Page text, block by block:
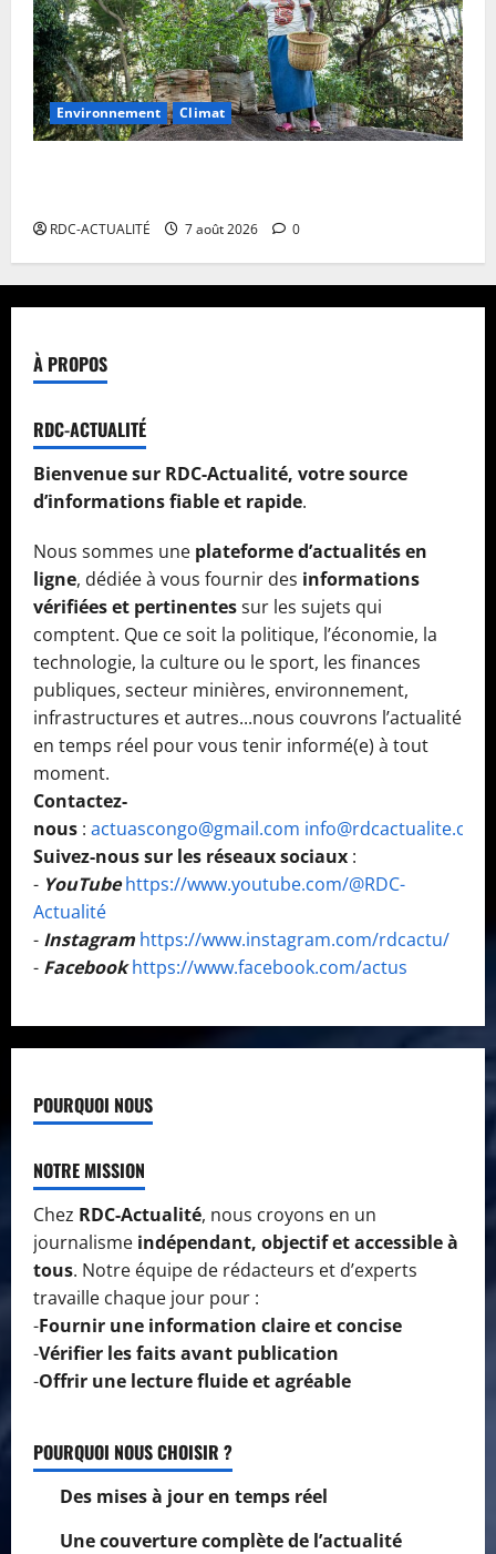
Environnement Climat
RDC-ACTUALITÉ 7 août 2026 0
À PROPOS
RDC-ACTUALITÉ
Bienvenue sur RDC-Actualité, votre source
d’informations fiable et rapide.
Nous sommes une plateforme d’actualités en
ligne, dédiée à vous fournir des informations
vérifiées et pertinentessur les sujets qui
comptent. Que ce soit la politique, l’économie, la
technologie, la culture ou le sport, les finances
publiques, secteur minières, environnement,
infrastructures et autres...nous couvrons l’actualité
en temps réel pour vous tenir informé(e) à tout
moment.
Contactez-
nous : actuascongo@gmail.com info@rdcactualite.com
Suivez-nous sur les réseaux sociaux :
- YouTube https://www.youtube.com/@RDC-
Actualité
- Instagram https://www.instagram.com/rdcactu/
- Facebook https://www.facebook.com/actus
POURQUOI NOUS
NOTRE MISSION
Chez RDC-Actualité, nous croyons en un
journalisme indépendant, objectif et accessible à
tous. Notre équipe de rédacteurs et d’experts
travaille chaque jour pour :
-Fournir une information claire et concise
-Vérifier les faits avant publication
-Offrir une lecture fluide et agréable
POURQUOI NOUS CHOISIR ?
Des mises à jour en temps réel
Une couverture complète de l’actualité